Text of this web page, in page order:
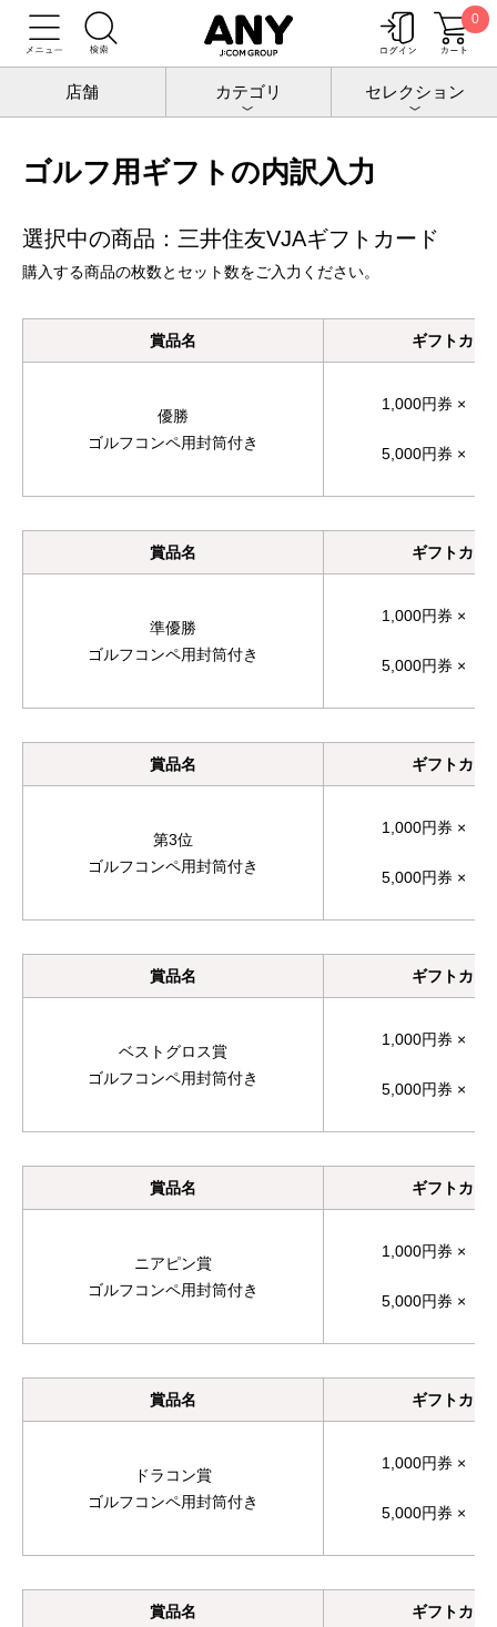
0
店舗 カテゴリ セレクション
トップ チケットポート
ギフトカード
三井住友VJAギフトカード
ゴルフ用ギフトの内訳入力
ゴルフ用ギフトの内訳入力
選択中の商品：三井住友VJAギフトカード
購入する商品の枚数とセット数をご入力ください。
賞品名 ギフトカー
優勝
ゴルフコンペ用封筒付き
1,000円券 ×
5,000円券 ×
賞品名 ギフトカー
準優勝
ゴルフコンペ用封筒付き
1,000円券 ×
5,000円券 ×
賞品名 ギフトカー
第3位
ゴルフコンペ用封筒付き
1,000円券 ×
5,000円券 ×
賞品名 ギフトカー
ベストグロス賞
ゴルフコンペ用封筒付き
1,000円券 ×
5,000円券 ×
賞品名 ギフトカー
ニアピン賞
ゴルフコンペ用封筒付き
1,000円券 ×
5,000円券 ×
賞品名 ギフトカー
ドラコン賞
ゴルフコンペ用封筒付き
1,000円券 ×
5,000円券 ×
賞品名 ギフトカー